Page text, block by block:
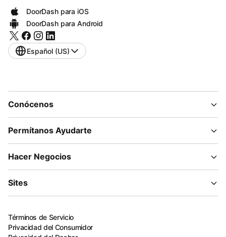
DoorDash para iOS
DoorDash para Android
Español (US)
Conócenos
Permítanos Ayudarte
Hacer Negocios
Sites
Términos de Servicio
Privacidad del Consumidor